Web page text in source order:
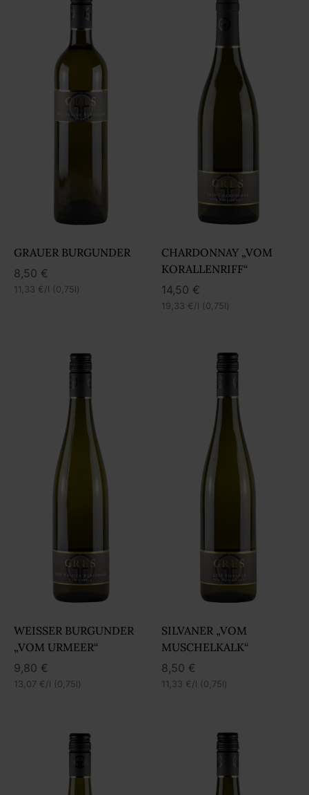
GRAUER BURGUNDER
8,50 €
11,33 € /l (0,75l)
CHARDONNAY „VOM
KORALLENRIFF“
14,50 €
19,33 € /l (0,75l)
WEISSER BURGUNDER „
VOM URMEER“
9,80 €
13,07 € /l (0,75l)
SILVANER „VOM
MUSCHELKALK“
8,50 €
11,33 € /l (0,75l)